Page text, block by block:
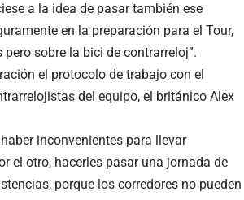
a la idea de pasar también ese
en la preparación para el Tour,
sobre la bici de contrarreloj”.
el protocolo de trabajo con el
del equipo, el británico Alex
inconvenientes para llevar
el otro, hacerles pasar una jornada de
porque los corredores no pueden